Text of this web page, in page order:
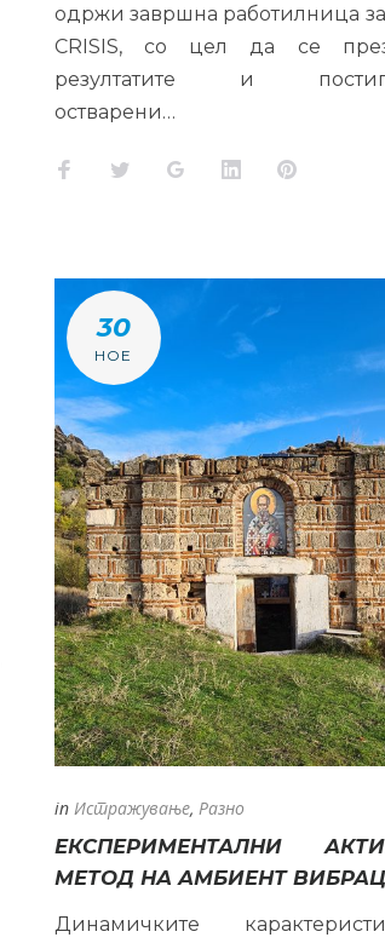
одржи завршна работилница за
CRISIS, со цел да се
резултатите и
остварени…
30
НОЕ
in Истражување, Разно
ЕКСПЕРИМЕНТАЛНИ
МЕТОД НА АМБИЕНТ
Динамичките